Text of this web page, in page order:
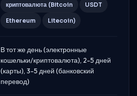
криптовалюта (Bitcoin USDT
Ethereum Litecoin)
В тот же день (электронные
кошельки/криптовалюта), 2-5 дней
(карты), 3-5 дней (банковский
перевод)